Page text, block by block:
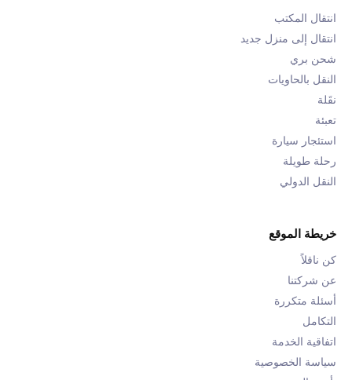
انتقال المكتب
انتقال إلى منزل جديد
شحن بري
النقل بالحاويات
نقَلة
تعبئة
استئجار سيارة
رحلة طويلة
النقل الدولي
خريطة الموقع
كن ناقلاً
عن شركتنا
أسئلة متكررة
التكامل
اتفاقية الخدمة
سياسة الخصوصية